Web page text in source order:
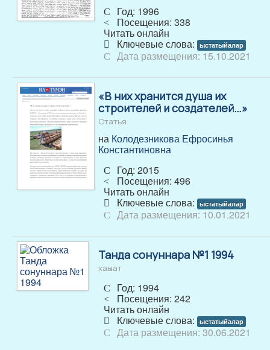
Год: 1996
Посещения: 338
Читать онлайн
Ключевые слова: ыстатыйалар
Дата размещения: 15.10.2021
«В них хранится душа их
строителей и создателей…»
Статья
на Колодезникова Ефросинья
Константиновна
Год: 2015
Посещения: 496
Читать онлайн
Ключевые слова: ыстатыйалар
Дата размещения: 10.01.2021
Танда сонуннара №1 1994
хаһыат
Год: 1994
Посещения: 242
Читать онлайн
Ключевые слова: ыстатыйалар
Дата размещения: 30.06.2021